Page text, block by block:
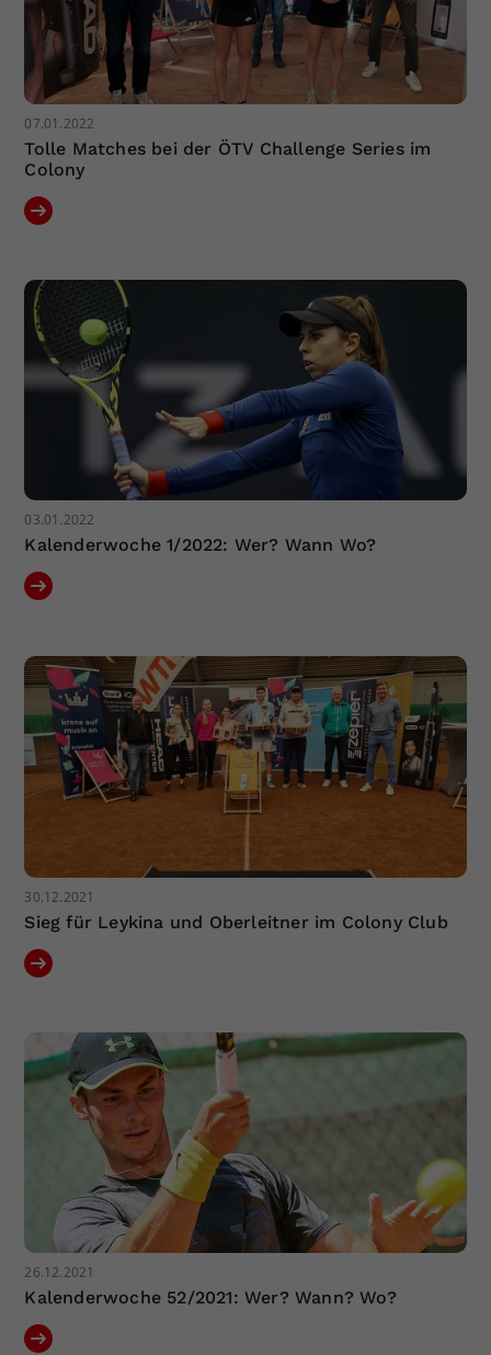
07.01.2022
Tolle Matches bei der ÖTV Challenge Series im
Colony
03.01.2022
Kalenderwoche 1/2022: Wer? Wann Wo?
30.12.2021
Sieg für Leykina und Oberleitner im Colony Club
26.12.2021
Kalenderwoche 52/2021: Wer? Wann? Wo?